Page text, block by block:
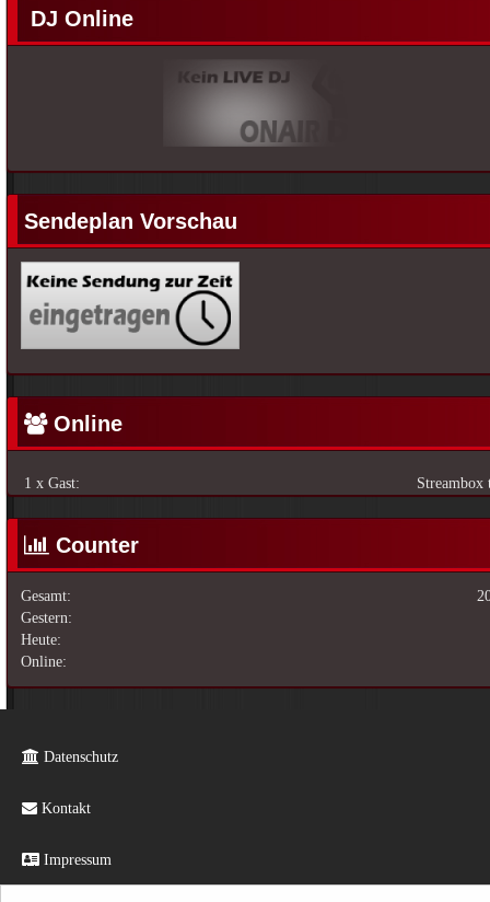
DJ Online
Sendeplan Vorschau
Online
1 x Gast: Streambox
Counter
Gesamt:
Gestern:
Heute:
Online:
Datenschutz
Kontakt
Impressum